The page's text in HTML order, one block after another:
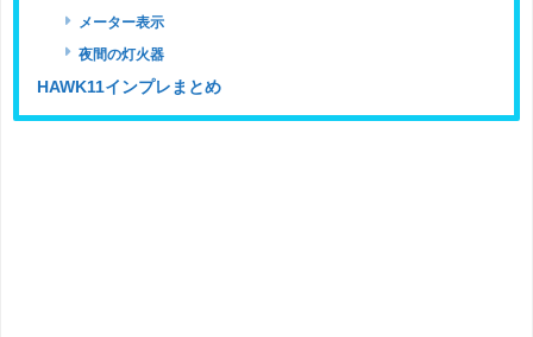
メーター表示
夜間の灯火器
HAWK11インプレまとめ